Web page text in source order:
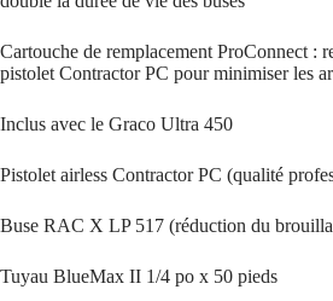
Cartouche de remplacement ProConnect :
pistolet Contractor PC pour minimiser les
Inclus avec le Graco Ultra 450
Pistolet airless Contractor PC (qualité
Buse RAC X LP 517 (réduction du
Tuyau BlueMax II 1/4 po x 50 pieds